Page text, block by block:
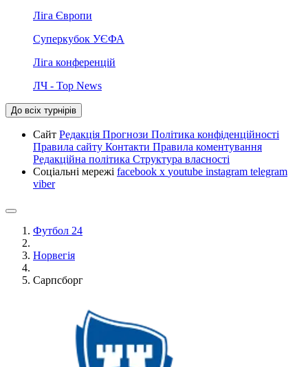
Ліга Європи
Суперкубок УЄФА
Ліга конференцій
ЛЧ - Top News
До всіх турнірів
Сайт Редакція Прогнози Політика конфіденційності
Правила сайту Контакти Правила коментування
Редакційна політика Структура власності
Соціальні мережі facebook x youtube instagram telegram
viber
Футбол 24
Норвегія
Сарпсборг